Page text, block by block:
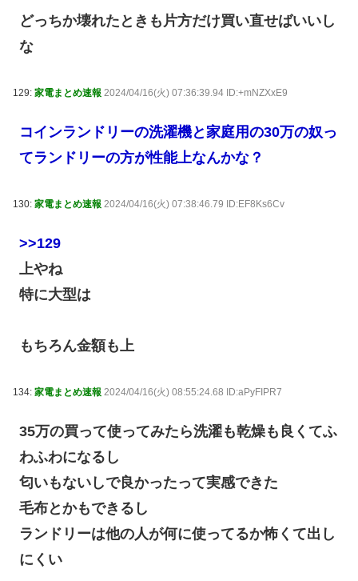
どっちか壊れたときも片方だけ買い直せばいいし
な
129: 家電まとめ速報 2024/04/16(火) 07:36:39.94 ID:+mNZXxE9
コインランドリーの洗濯機と家庭用の30万の奴っ
てランドリーの方が性能上なんかな？
130: 家電まとめ速報 2024/04/16(火) 07:38:46.79 ID:EF8Ks6Cv
>>129
上やね
特に大型は
もちろん金額も上
134: 家電まとめ速報 2024/04/16(火) 08:55:24.68 ID:aPyFIPR7
35万の買って使ってみたら洗濯も乾燥も良くてふ
わふわになるし
匂いもないしで良かったって実感できた
毛布とかもできるし
ランドリーは他の人が何に使ってるか怖くて出し
にくい